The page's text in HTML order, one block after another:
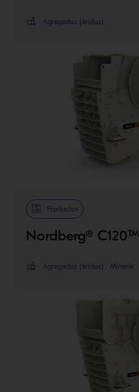
Agregados (áridos)
Productos
Nordberg® C120™
Agregados (áridos) Minería